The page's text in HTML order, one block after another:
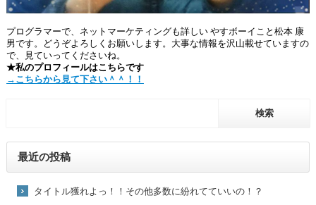
プログラマーで、ネットマーケティングも詳しい やすボーイこと松本 康
男です。どうぞよろしくお願いします。大事な情報を沢山載せていますの
で、見ていってくださいね。
★私のプロフィールはこちらです
→こちらから見て下さい＾＾！！
最近の投稿
タイトル獲れよっ！！その他多数に紛れてていいの！？